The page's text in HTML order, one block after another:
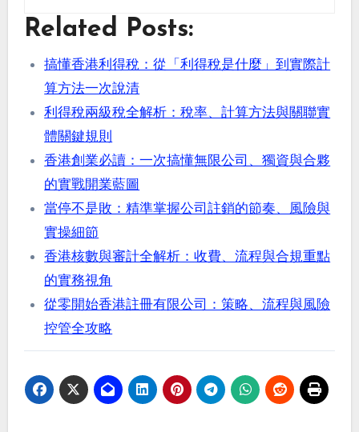
Related Posts:
搞懂香港利得稅：從「利得稅是什麼」到實際計
算方法一次說清
利得稅兩級稅全解析：稅率、計算方法與關聯實
體關鍵規則
香港創業必讀：一次搞懂無限公司、獨資與合夥
的實戰開業藍圖
當停不是敗：精準掌握公司註銷的節奏、風險與
實操細節
香港核數與審計全解析：收費、流程與合規重點
的實務視角
從零開始香港註冊有限公司：策略、流程與風險
控管全攻略